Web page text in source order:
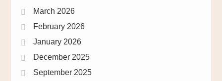
March 2026
February 2026
January 2026
December 2025
September 2025